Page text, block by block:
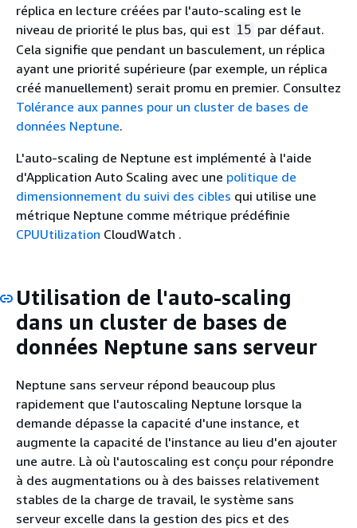
réplica en lecture créées par l'auto-scaling est le
niveau de priorité le plus bas, qui est 15 par défaut.
Cela signifie que pendant un basculement, un réplica
ayant une priorité supérieure (par exemple, un réplica
créé manuellement) serait promu en premier. Consultez
Tolérance aux pannes pour un cluster de bases de
données Neptune.
L'auto-scaling de Neptune est implémenté à l'aide
d'Application Auto Scaling avec une politique de
dimensionnement du suivi des cibles qui utilise une
métrique Neptune comme métrique prédéfinie
CPUUtilization CloudWatch .
Utilisation de l'auto-scaling
dans un cluster de bases de
données Neptune sans serveur
Neptune sans serveur répond beaucoup plus
rapidement que l'autoscaling Neptune lorsque la
demande dépasse la capacité d'une instance, et
augmente la capacité de l'instance au lieu d'en ajouter
une autre. Là où l'autoscaling est conçu pour répondre
à des augmentations ou à des baisses relativement
stables de la charge de travail, le système sans
serveur excelle dans la gestion des pics et des